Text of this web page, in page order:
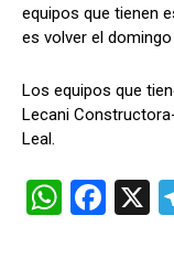
equipos que tienen
es volver el domingo
Los equipos que
Lecani
Leal.
W F
X